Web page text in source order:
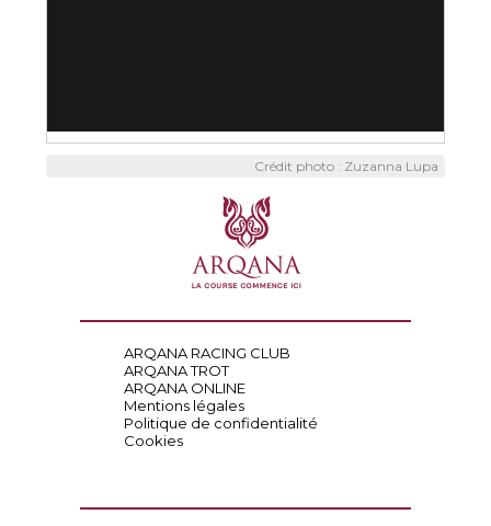
Crédit photo : Zuzanna Lupa
ARQANA RACING CLUB
ARQANA TROT
ARQANA ONLINE
Mentions légales
Politique de confidentialité
Cookies